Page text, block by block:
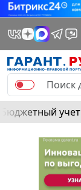
Бюджетный учет